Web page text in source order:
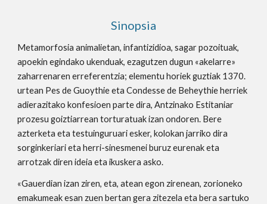
Sinopsia
Metamorfosia animalietan, infantizidioa, sagar pozoituak,
apoekin egindako ukenduak, ezagutzen dugun «akelarre»
zaharrenaren erreferentzia; elementu horiek guztiak 1370.
urtean Pes de Guoythie eta Condesse de Beheythie herriek
adierazitako konfesioen parte dira, Antzinako Estitaniar
prozesu goiztiarrean torturatuak izan ondoren. Bere
azterketa eta testuinguruari esker, kolokan jarriko dira
sorginkeriari eta herri-sinesmenei buruz eurenak eta
arrotzak diren ideia eta ikuskera asko.
«Gauerdian izan ziren, eta, atean egon zirenean, zorioneko
emakumeak esan zuen bertan gera zitezela eta bera sartuko